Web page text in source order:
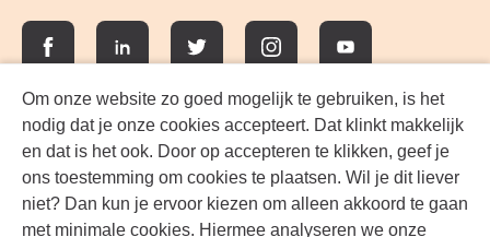
Om onze website zo goed mogelijk te gebruiken, is het
nodig dat je onze cookies accepteert. Dat klinkt makkelijk
en dat is het ook. Door op accepteren te klikken, geef je
ons toestemming om cookies te plaatsen. Wil je dit liever
niet? Dan kun je ervoor kiezen om alleen akkoord te gaan
met minimale cookies. Hiermee analyseren we onze
FacebookLinkedIn Twitter InstagramYouTube